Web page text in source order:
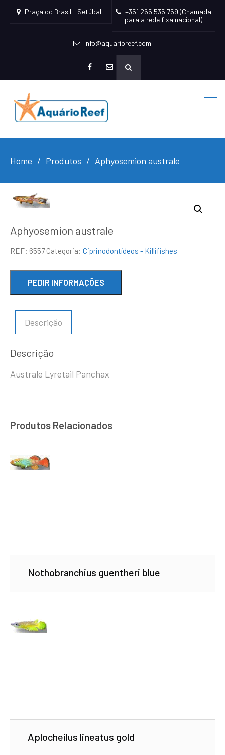
Praça do Brasil - Setúbal
+351 265 535 759 (Chamada
para a rede fixa nacional)
info@aquarioreef.com
mailto
Home Produtos Aphyosemion australe
Aphyosemion australe
REF: 6557 Categoria: Ciprinodontídeos - Killifishes
Descrição
Descrição
Australe Lyretail Panchax
Produtos Relacionados
Nothobranchius guentheri blue
Aplocheilus lineatus gold